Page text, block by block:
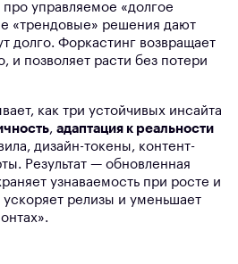
управляемое «долгое
«трендовые» решения дают
долго. Форкастинг возвращает
и позволяет расти без потери
как три устойчивых инсайта
, адаптация к реальности
дизайн-токены, контент-
Результат — обновленная
узнаваемость при росте и
релизы и уменьшает